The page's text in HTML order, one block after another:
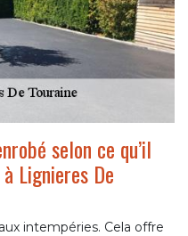
selon ce qu’il
Lignieres De
intempéries. Cela offre